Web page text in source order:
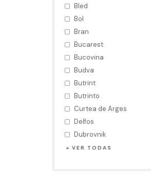
Bled
Bol
Bran
Bucarest
Bucovina
Budva
Butrint
Butrinto
Curtea de Arges
Delfos
Dubrovnik
VER TODAS